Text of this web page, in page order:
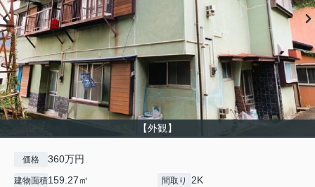
【外観】
価格 360万円
建物面積159.27㎡ 間取り 2K